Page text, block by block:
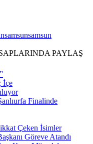
samsunsamsun
PAYLAŞ